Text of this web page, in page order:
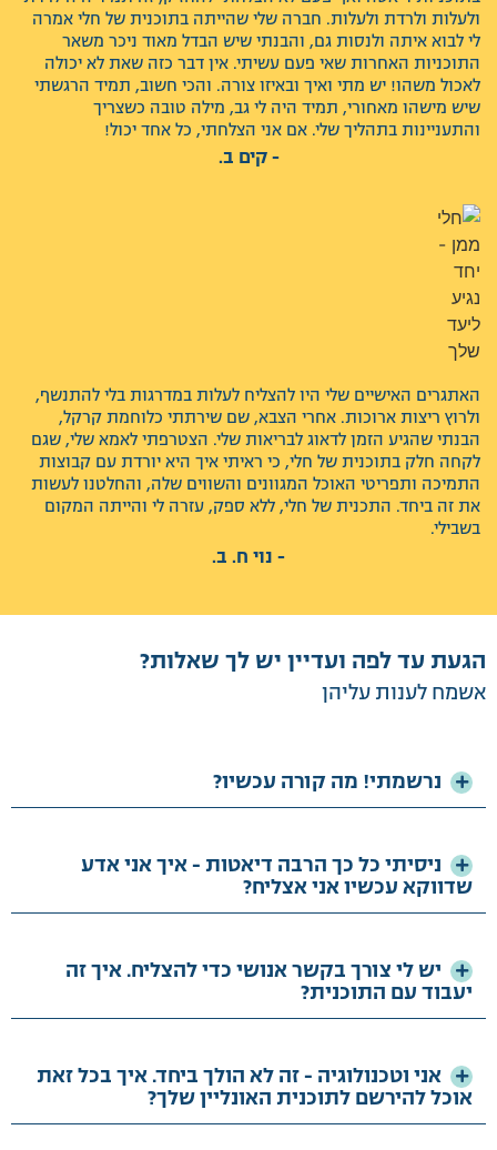
ולעלות ולרדת ולעלות. חברה שלי שהייתה בתוכנית של חלי אמרה
לי לבוא איתה ולנסות גם, והבנתי שיש הבדל מאוד ניכר משאר
התוכניות האחרות שאי פעם עשיתי. אין דבר כזה שאת לא יכולה
לאכול משהו! יש מתי ואיך ובאיזו צורה. והכי חשוב, תמיד הרגשתי
שיש מישהו מאחורי, תמיד היה לי גב, מילה טובה כשצריך
והתעניינות בתהליך שלי. אם אני הצלחתי, כל אחד יכול!
- קים ב.
האתגרים האישיים שלי היו להצליח לעלות במדרגות בלי להתנשף,
ולרוץ ריצות ארוכות. אחרי הצבא, שם שירתתי כלוחמת קרקל,
הבנתי שהגיע הזמן לדאוג לבריאות שלי. הצטרפתי לאמא שלי, שגם
לקחה חלק בתוכנית של חלי, כי ראיתי איך היא יורדת עם קבוצות
התמיכה ותפריטי האוכל המגוונים והשווים שלה, והחלטנו לעשות
את זה ביחד. התכנית של חלי, ללא ספק, עזרה לי והייתה המקום
בשבילי.
- נוי ח. ב.
הגעת עד לפה ועדיין יש לך שאלות?
אשמח לענות עליהן
נרשמתי! מה קורה עכשיו?
ניסיתי כל כך הרבה דיאטות - איך אני אדע
שדווקא עכשיו אני אצליח?
יש לי צורך בקשר אנושי כדי להצליח. איך זה
יעבוד עם התוכנית?
אני וטכנולוגיה - זה לא הולך ביחד. איך בכל זאת
אוכל להירשם לתוכנית האונליין שלך?